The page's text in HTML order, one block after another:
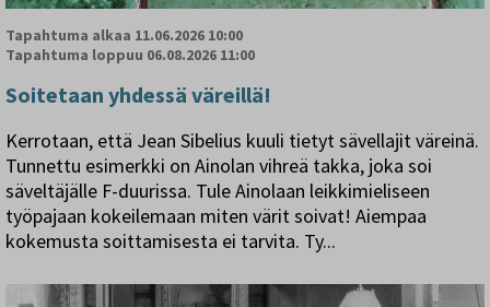
Tapahtuma alkaa 11.06.2026 10:00
Tapahtuma loppuu 06.08.2026 11:00
Soitetaan yhdessä väreillä!
Kerrotaan, että Jean Sibelius kuuli tietyt sävellajit väreinä.
Tunnettu esimerkki on Ainolan vihreä takka, joka soi
säveltäjälle F-duurissa. Tule Ainolaan leikkimieliseen
työpajaan kokeilemaan miten värit soivat! Aiempaa
kokemusta soittamisesta ei tarvita. Ty...